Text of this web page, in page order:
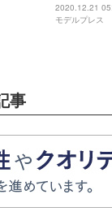
2020.12.21
モデルプレス
事